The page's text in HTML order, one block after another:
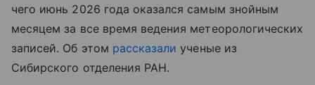
чего июнь 2026 года оказался самым знойным
месяцем за все время ведения метеорологических
записей. Об этом рассказали ученые из
Сибирского отделения РАН.